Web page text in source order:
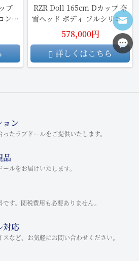
プ
ン製
RZR Doll 165cm Dカップ 奈
雪ヘッド ボディ フルシリコン
製ラブドール
578,000円
詳しくはこちら
ョン
たラブドールをご提供いたします。
品
ルをお届けいたします。
す。関税費用も必要ありません。
対応
スなど、お気軽にお問い合わせください。